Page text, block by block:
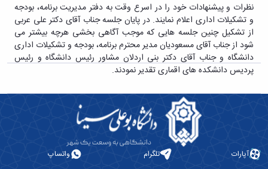
تماس
سازمان
دانشکده
معاونت
آموزشی
معاونت
ها
و
آئین
نامه
ها
ها
و
آزمایشگاه
ها
نشریات
صنایع
مهندسی
صنایع
غذایی
مهندسی
فناوری
اطلاعات
نظرات و پیشنهادات خود را در اسرع وقت به دفتر مدیریت برنامه، بودجه
و تشکیلات اداری اعلام نمایند. در پایان جلسه جناب آقای دکتر علی عربی
از تشکیل چنین جلسه هایی که موجب آگاهی بخشی هرچه بیشتر می
شود از جناب آقای مسعودیان مدیر محترم برنامه، بودجه و تشکیلات اداری
دانشگاه و جناب آقای دکتر بنی اردلان مشاور رئیس دانشگاه و رئیس
پردیس دانشکده های اقماری تقدیر نمودند.
آپارات تلگرام واتساپ